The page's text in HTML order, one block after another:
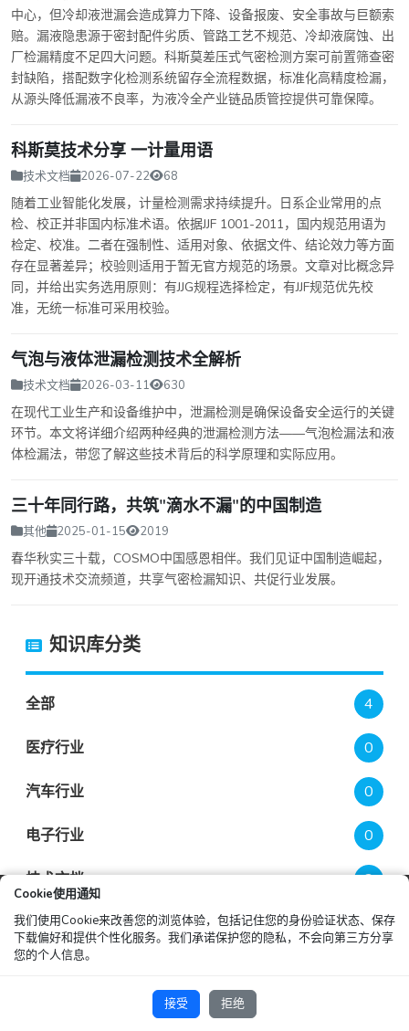
中心，但冷却液泄漏会造成算力下降、设备报废、安全事故与巨额索
赔。漏液隐患源于密封配件劣质、管路工艺不规范、冷却液腐蚀、出
厂检漏精度不足四大问题。科斯莫差压式气密检测方案可前置筛查密
封缺陷，搭配数字化检测系统留存全流程数据，标准化高精度检漏，
从源头降低漏液不良率，为液冷全产业链品质管控提供可靠保障。
科斯莫技术分享 一计量用语
技术文档 2026-07-22 68
随着工业智能化发展，计量检测需求持续提升。日系企业常用的点
检、校正并非国内标准术语。依据JJF 1001-2011，国内规范用语为
检定、校准。二者在强制性、适用对象、依据文件、结论效力等方面
存在显著差异；校验则适用于暂无官方规范的场景。文章对比概念异
同，并给出实务选用原则：有JJG规程选择检定，有JJF规范优先校
准，无统一标准可采用校验。
气泡与液体泄漏检测技术全解析
技术文档 2026-03-11 630
在现代工业生产和设备维护中，泄漏检测是确保设备安全运行的关键
环节。本文将详细介绍两种经典的泄漏检测方法——气泡检漏法和液
体检漏法，带您了解这些技术背后的科学原理和实际应用。
三十年同行路，共筑"滴水不漏"的中国制造
其他 2025-01-15 2019
春华秋实三十载，COSMO中国感恩相伴。我们见证中国制造崛起，
现开通技术交流频道，共享气密检漏知识、共促行业发展。
知识库分类
全部 4
医疗行业 0
汽车行业 0
电子行业 0
技术文档 3
操作指南 0
其他
Cookie使用通知
我们使用Cookie来改善您的浏览体验，包括记住您的身份验证状态、保存
下载偏好和提供个性化服务。我们承诺保护您的隐私，不会向第三方分享
您的个人信息。
接受 拒绝